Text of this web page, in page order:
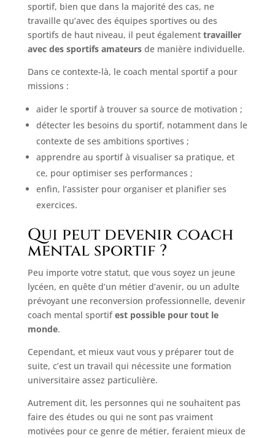
sportif, bien que dans la majorité des cas, ne
travaille qu’avec des équipes sportives ou des
sportifs de haut niveau, il peut également travailler
avec des sportifs amateursde manière individuelle.
Dans ce contexte-là, le coach mental sportif a pour
missions :
aider le sportif à trouver sa source de motivation ;
détecter les besoins du sportif, notamment dans le
contexte de ses ambitions sportives ;
apprendre au sportif à visualiser sa pratique, et
ce, pour optimiser ses performances ;
enfin, l’assister pour organiser et planifier ses
exercices.
Qui peut devenir coach
mental sportif ?
Peu importe votre statut, que vous soyez un jeune
lycéen, en quête d’un métier d’avenir, ou un adulte
prévoyant une reconversion professionnelle, devenir
coach mental sportifest possible pour tout le
monde.
Cependant, et mieux vaut vous y préparer tout de
suite, c’est un travail qui nécessite une formation
universitaire assez particulière.
Autrement dit, les personnes qui ne souhaitent pas
faire des études ou qui ne sont pas vraiment
motivées pour ce genre de métier, feraient mieux de